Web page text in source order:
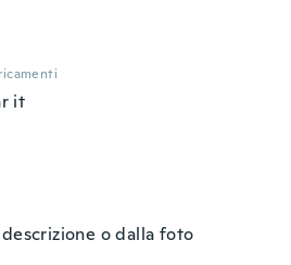
it
o dalla foto